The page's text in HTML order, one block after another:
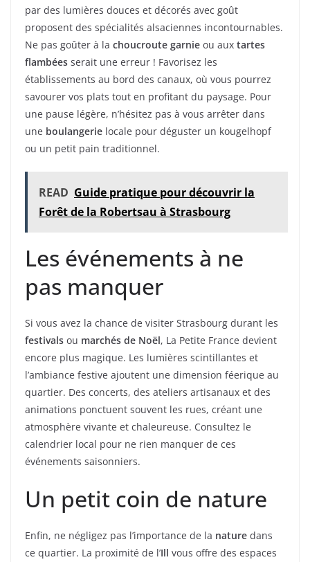
par des lumières douces et décorés avec goût
proposent des spécialités alsaciennes incontournables.
Ne pas goûter à la choucroute garnie ou aux tartes
flambées serait une erreur ! Favorisez les
établissements au bord des canaux, où vous pourrez
savourer vos plats tout en profitant du paysage. Pour
une pause légère, n’hésitez pas à vous arrêter dans
une boulangerie locale pour déguster un kougelhopf
ou un petit pain traditionnel.
READ Guide pratique pour découvrir la
Forêt de la Robertsau à Strasbourg
Les événements à ne
pas manquer
Si vous avez la chance de visiter Strasbourg durant les
festivals ou marchés de Noël, La Petite France devient
encore plus magique. Les lumières scintillantes et
l’ambiance festive ajoutent une dimension féerique au
quartier. Des concerts, des ateliers artisanaux et des
animations ponctuent souvent les rues, créant une
atmosphère vivante et chaleureuse. Consultez le
calendrier local pour ne rien manquer de ces
événements saisonniers.
Un petit coin de nature
Enfin, ne négligez pas l’importance de la nature dans
ce quartier. La proximité de l’Ill vous offre des espaces